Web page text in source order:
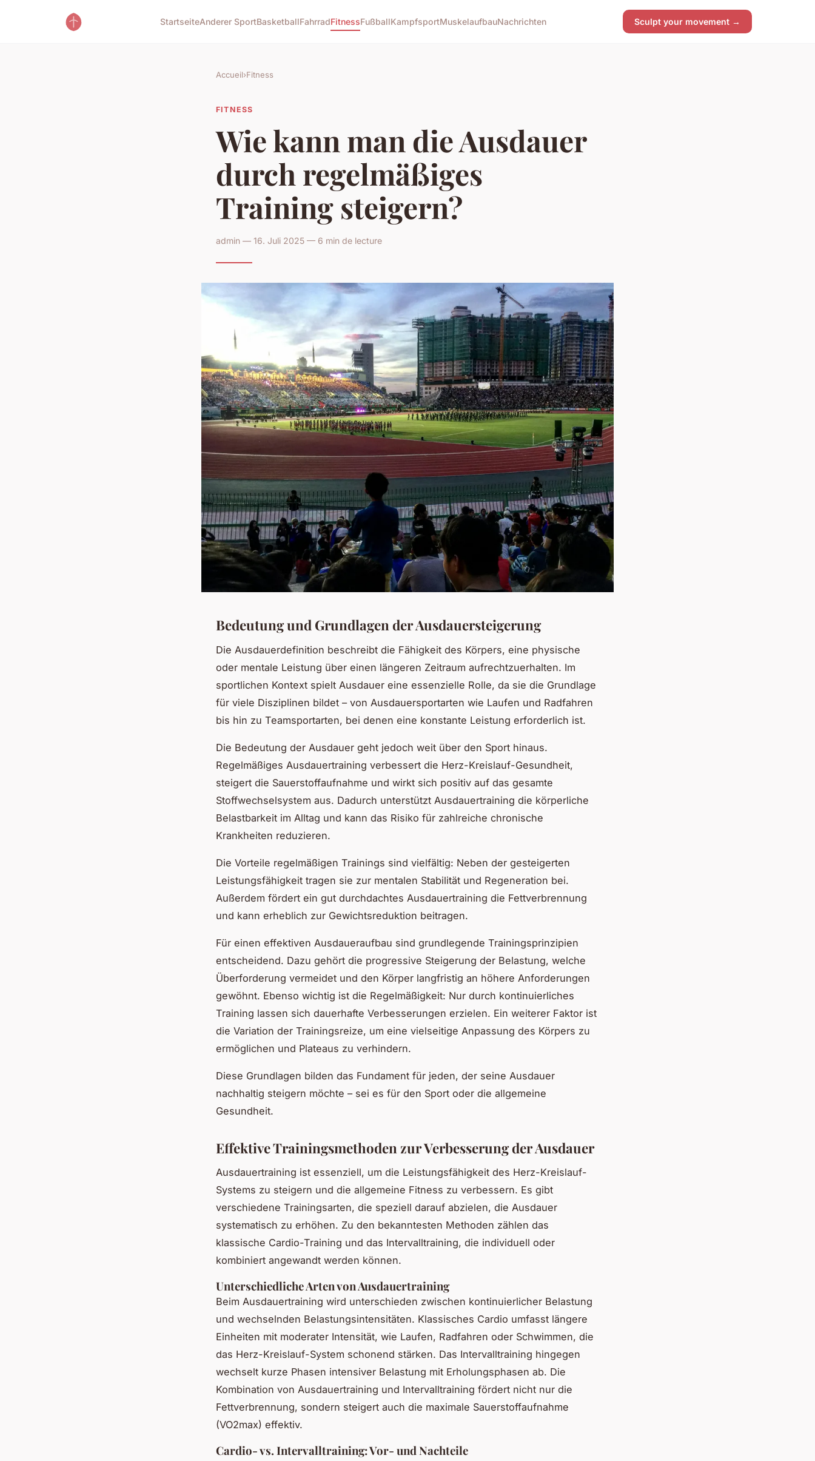
StartseiteAnderer SportBasketballFahrradFitnessFußballKampfsportMuskelaufbauNachrichten Sculpt your movement →
Accueil›Fitness
FITNESS
Wie kann man die Ausdauer
durch regelmäßiges
Training steigern?
admin — 16. Juli 2025 — 6 min de lecture
Bedeutung und Grundlagen der Ausdauersteigerung
Die Ausdauerdefinition beschreibt die Fähigkeit des Körpers, eine physische
oder mentale Leistung über einen längeren Zeitraum aufrechtzuerhalten. Im
sportlichen Kontext spielt Ausdauer eine essenzielle Rolle, da sie die Grundlage
für viele Disziplinen bildet – von Ausdauersportarten wie Laufen und Radfahren
bis hin zu Teamsportarten, bei denen eine konstante Leistung erforderlich ist.
Die Bedeutung der Ausdauer geht jedoch weit über den Sport hinaus.
Regelmäßiges Ausdauertraining verbessert die Herz-Kreislauf-Gesundheit,
steigert die Sauerstoffaufnahme und wirkt sich positiv auf das gesamte
Stoffwechselsystem aus. Dadurch unterstützt Ausdauertraining die körperliche
Belastbarkeit im Alltag und kann das Risiko für zahlreiche chronische
Krankheiten reduzieren.
Die Vorteile regelmäßigen Trainings sind vielfältig: Neben der gesteigerten
Leistungsfähigkeit tragen sie zur mentalen Stabilität und Regeneration bei.
Außerdem fördert ein gut durchdachtes Ausdauertraining die Fettverbrennung
und kann erheblich zur Gewichtsreduktion beitragen.
Für einen effektiven Ausdaueraufbau sind grundlegende Trainingsprinzipien
entscheidend. Dazu gehört die progressive Steigerung der Belastung, welche
Überforderung vermeidet und den Körper langfristig an höhere Anforderungen
gewöhnt. Ebenso wichtig ist die Regelmäßigkeit: Nur durch kontinuierliches
Training lassen sich dauerhafte Verbesserungen erzielen. Ein weiterer Faktor ist
die Variation der Trainingsreize, um eine vielseitige Anpassung des Körpers zu
ermöglichen und Plateaus zu verhindern.
Diese Grundlagen bilden das Fundament für jeden, der seine Ausdauer
nachhaltig steigern möchte – sei es für den Sport oder die allgemeine
Gesundheit.
Effektive Trainingsmethoden zur Verbesserung der Ausdauer
Ausdauertraining ist essenziell, um die Leistungsfähigkeit des Herz-Kreislauf-
Systems zu steigern und die allgemeine Fitness zu verbessern. Es gibt
verschiedene Trainingsarten, die speziell darauf abzielen, die Ausdauer
systematisch zu erhöhen. Zu den bekanntesten Methoden zählen das
klassische Cardio-Training und das Intervalltraining, die individuell oder
kombiniert angewandt werden können.
Unterschiedliche Arten von Ausdauertraining
Beim Ausdauertraining wird unterschieden zwischen kontinuierlicher Belastung
und wechselnden Belastungsintensitäten. Klassisches Cardio umfasst längere
Einheiten mit moderater Intensität, wie Laufen, Radfahren oder Schwimmen, die
das Herz-Kreislauf-System schonend stärken. Das Intervalltraining hingegen
wechselt kurze Phasen intensiver Belastung mit Erholungsphasen ab. Die
Kombination von Ausdauertraining und Intervalltraining fördert nicht nur die
Fettverbrennung, sondern steigert auch die maximale Sauerstoffaufnahme
(VO2max) effektiv.
Cardio- vs. Intervalltraining: Vor- und Nachteile